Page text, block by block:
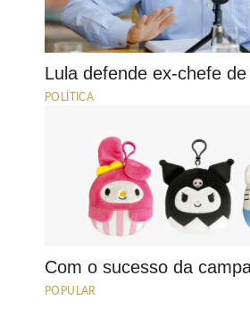
Lula defende ex-chefe
POLÍTICA
Com o sucesso da
POPULAR